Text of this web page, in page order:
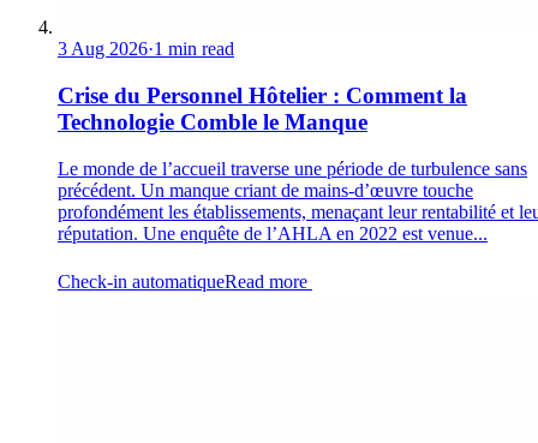
3 Aug 2026·1 min read
Crise du Personnel Hôtelier : Comment la
Technologie Comble le Manque
Le monde de l’accueil traverse une période de turbulence sans
précédent. Un manque criant de mains-d’œuvre touche
profondément les établissements, menaçant leur rentabilité et
réputation. Une enquête de l’AHLA en 2022 est venue...
Check-in automatiqueRead more